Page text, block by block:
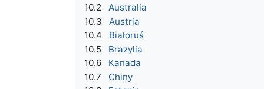
10.2
Australia
10.3
Austria
10.4
Białoruś
10.5
Brazylia
10.6
Kanada
10.7
Chiny